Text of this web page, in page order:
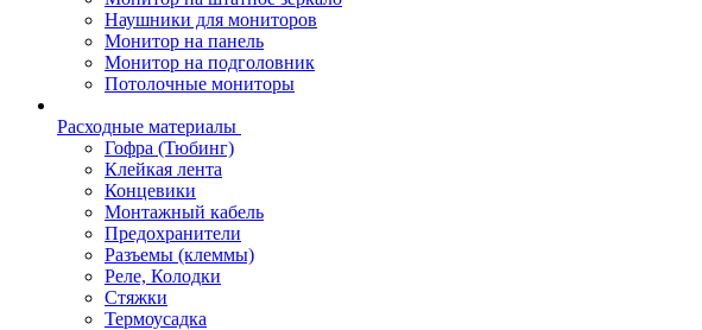
Наушники для мониторов
Монитор на панель
Монитор на подголовник
Потолочные мониторы
Расходные материалы
Гофра (Тюбинг)
Клейкая лента
Концевики
Монтажный кабель
Предохранители
Разъемы (клеммы)
Реле, Колодки
Стяжки
Термоусадка